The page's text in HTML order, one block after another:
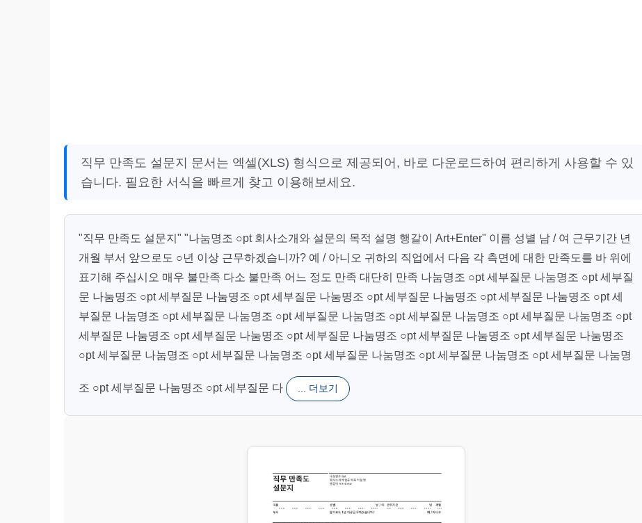
직무 만족도 설문지 문서는 엑셀(XLS) 형식으로 제공되어, 바로 다운로드하여 편리하게 사용할 수 있
습니다. 필요한 서식을 빠르게 찾고 이용해보세요.
"직무 만족도 설문지" "나눔명조 ○pt 회사소개와 설문의 목적 설명 행갈이 Art+Enter" 이름 성별 남 / 여 근무기간 년
개월 부서 앞으로도 ○년 이상 근무하겠습니까? 예 / 아니오 귀하의 직업에서 다음 각 측면에 대한 만족도를 바 위에
표기해 주십시오 매우 불만족 다소 불만족 어느 정도 만족 대단히 만족 나눔명조 ○pt 세부질문 나눔명조 ○pt 세부질
문 나눔명조 ○pt 세부질문 나눔명조 ○pt 세부질문 나눔명조 ○pt 세부질문 나눔명조 ○pt 세부질문 나눔명조 ○pt 세
부질문 나눔명조 ○pt 세부질문 나눔명조 ○pt 세부질문 나눔명조 ○pt 세부질문 나눔명조 ○pt 세부질문 나눔명조 ○pt
세부질문 나눔명조 ○pt 세부질문 나눔명조 ○pt 세부질문 나눔명조 ○pt 세부질문 나눔명조 ○pt 세부질문 나눔명조
○pt 세부질문 나눔명조 ○pt 세부질문 나눔명조 ○pt 세부질문 나눔명조 ○pt 세부질문 나눔명조 ○pt 세부질문 나눔명
조 ○pt 세부질문 나눔명조 ○pt 세부질문 다 ... 더보기